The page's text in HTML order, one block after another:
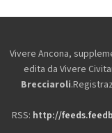
Vivere Ancona,
edita da Vivere
Brecciaroli
RSS: http://